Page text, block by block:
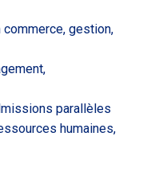
commerce, gestion,
parallèles
humaines,